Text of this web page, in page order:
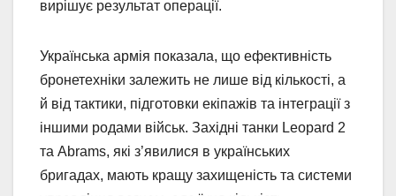
вирішує результат операції.
Українська армія показала, що ефективність
бронетехніки залежить не лише від кількості, а
й від тактики, підготовки екіпажів та інтеграції з
іншими родами військ. Західні танки Leopard 2
та Abrams, які з’явилися в українських
бригадах, мають кращу захищеність та системи